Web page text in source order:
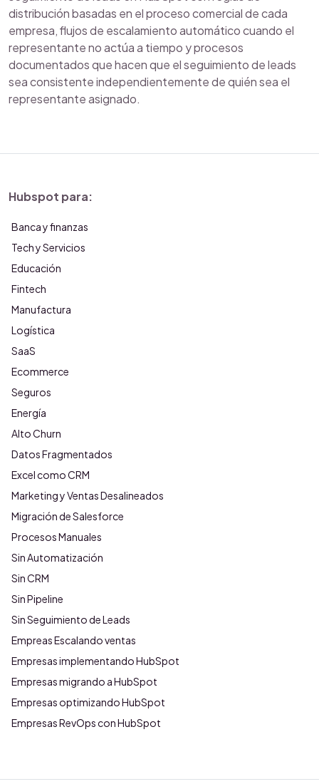
distribución basadas en el proceso comercial de cada
empresa, flujos de escalamiento automático cuando el
representante no actúa a tiempo y procesos
documentados que hacen que el seguimiento de leads
sea consistente independientemente de quién sea el
representante asignado.
Hubspot para:
Banca y finanzas
Tech y Servicios
Educación
Fintech
Manufactura
Logística
SaaS
Ecommerce
Seguros
Energía
Alto Churn
Datos Fragmentados
Excel como CRM
Marketing y Ventas Desalineados
Migración de Salesforce
Procesos Manuales
Sin Automatización
Sin CRM
Sin Pipeline
Sin Seguimiento de Leads
Empreas Escalando ventas
Empresas implementando HubSpot
Empresas migrando a HubSpot
Empresas optimizando HubSpot
Empresas RevOps con HubSpot